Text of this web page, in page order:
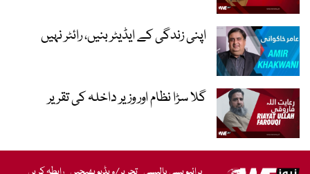
اپنی زندگی کے ایڈیٹر بنیں، رائٹر نہیں
گلا سڑا نظام اور وزیر داخلہ کی تقریر